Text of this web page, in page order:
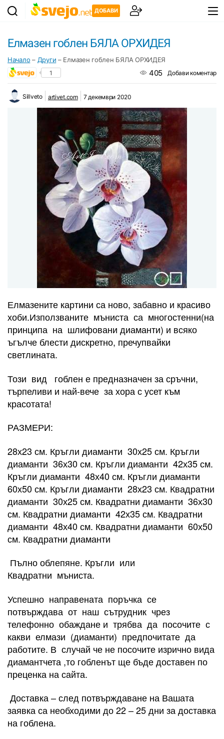
ДОБАВИ
Елмазен гоблен БЯЛА ОРХИДЕЯ
Начало – Други – Елмазен гоблен БЯЛА ОРХИДЕЯ
1 405 Добави коментар
Sillveto artivet.com 7 декември 2020
Елмазените картини са ново, забавно и красиво
хоби.Използваните мъниста са многостенни(на
принципа на шлифовани диаманти) и всяко
ъгълче блести дискретно, пречупвайки
светлината.
Този вид гоблен е предназначен за сръчни,
търпеливи и най-вече за хора с усет към
красотата!
РАЗМЕРИ:
28х23 см. Кръгли диаманти 30х25 см. Кръгли
диаманти 36х30 см. Кръгли диаманти 42х35 см.
Кръгли диаманти 48х40 см. Кръгли диаманти
60х50 см. Кръгли диаманти 28х23 см. Квадратни
диаманти 30х25 см. Квадратни диаманти 36х30
см. Квадратни диаманти 42х35 см. Квадратни
диаманти 48х40 см. Квадратни диаманти 60х50
см. Квадратни диаманти
Пълно облепяне. Кръгли или
Квадратни мъниста.
Успешно направената поръчка се
потвърждава от наш сътрудник чрез
телефонно обаждане и трябва да посочите с
какви елмази (диаманти) предпочитате да
работите. В случай че не посочите изрично вида
диамантчета ,то гобленът ще бъде доставен по
преценка на сайта.
Доставка – след потвърждаване на Вашата
заявка са необходими до 22 – 25 дни за доставка
на гоблена.